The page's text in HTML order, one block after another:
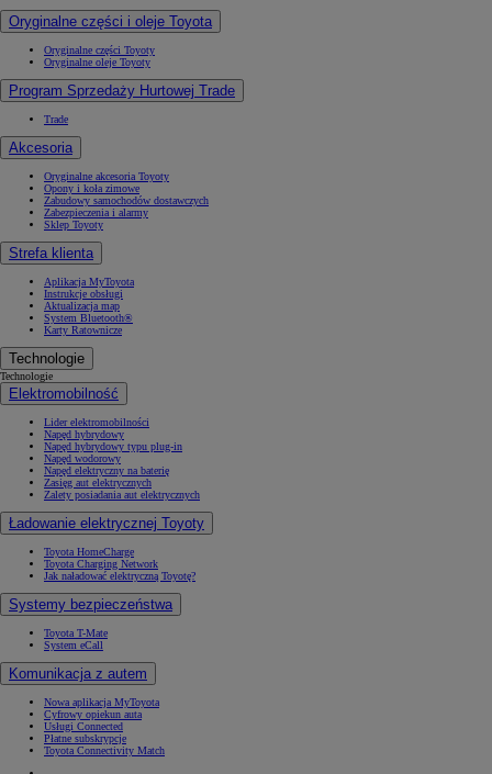
Oryginalne części i oleje Toyota
Oryginalne części Toyoty
Oryginalne oleje Toyoty
Program Sprzedaży Hurtowej Trade
Trade
Akcesoria
Oryginalne akcesoria Toyoty
Opony i koła zimowe
Zabudowy samochodów dostawczych
Zabezpieczenia i alarmy
Sklep Toyoty
Strefa klienta
Aplikacja MyToyota
Instrukcje obsługi
Aktualizacja map
System Bluetooth®
Karty Ratownicze
Technologie
Technologie
Elektromobilność
Lider elektromobilności
Napęd hybrydowy
Napęd hybrydowy typu plug-in
Napęd wodorowy
Napęd elektryczny na baterię
Zasięg aut elektrycznych
Zalety posiadania aut elektrycznych
Ładowanie elektrycznej Toyoty
Toyota HomeCharge
Toyota Charging Network
Jak naładować elektryczną Toyotę?
Systemy bezpieczeństwa
Toyota T-Mate
System eCall
Komunikacja z autem
Nowa aplikacja MyToyota
Cyfrowy opiekun auta
Usługi Connected
Płatne subskrypcje
Toyota Connectivity Match